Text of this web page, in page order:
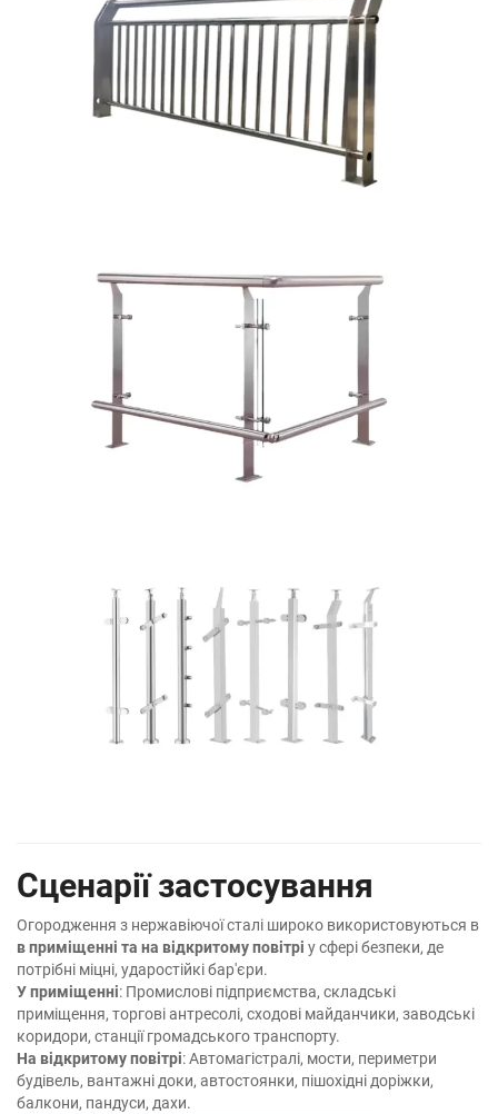
Сценарії застосування
Огородження з нержавіючої сталі широко використовуються в
в приміщенні та на відкритому повітрі у сфері безпеки, де
потрібні міцні, ударостійкі бар'єри.
У приміщенні: Промислові підприємства, складські
приміщення, торгові антресолі, сходові майданчики, заводські
коридори, станції громадського транспорту.
На відкритому повітрі: Автомагістралі, мости, периметри
будівель, вантажні доки, автостоянки, пішохідні доріжки,
балкони, пандуси, дахи.